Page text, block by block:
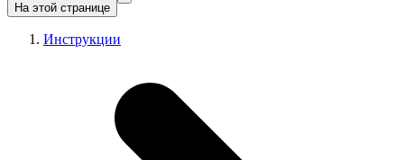
На этой странице
Инструкции